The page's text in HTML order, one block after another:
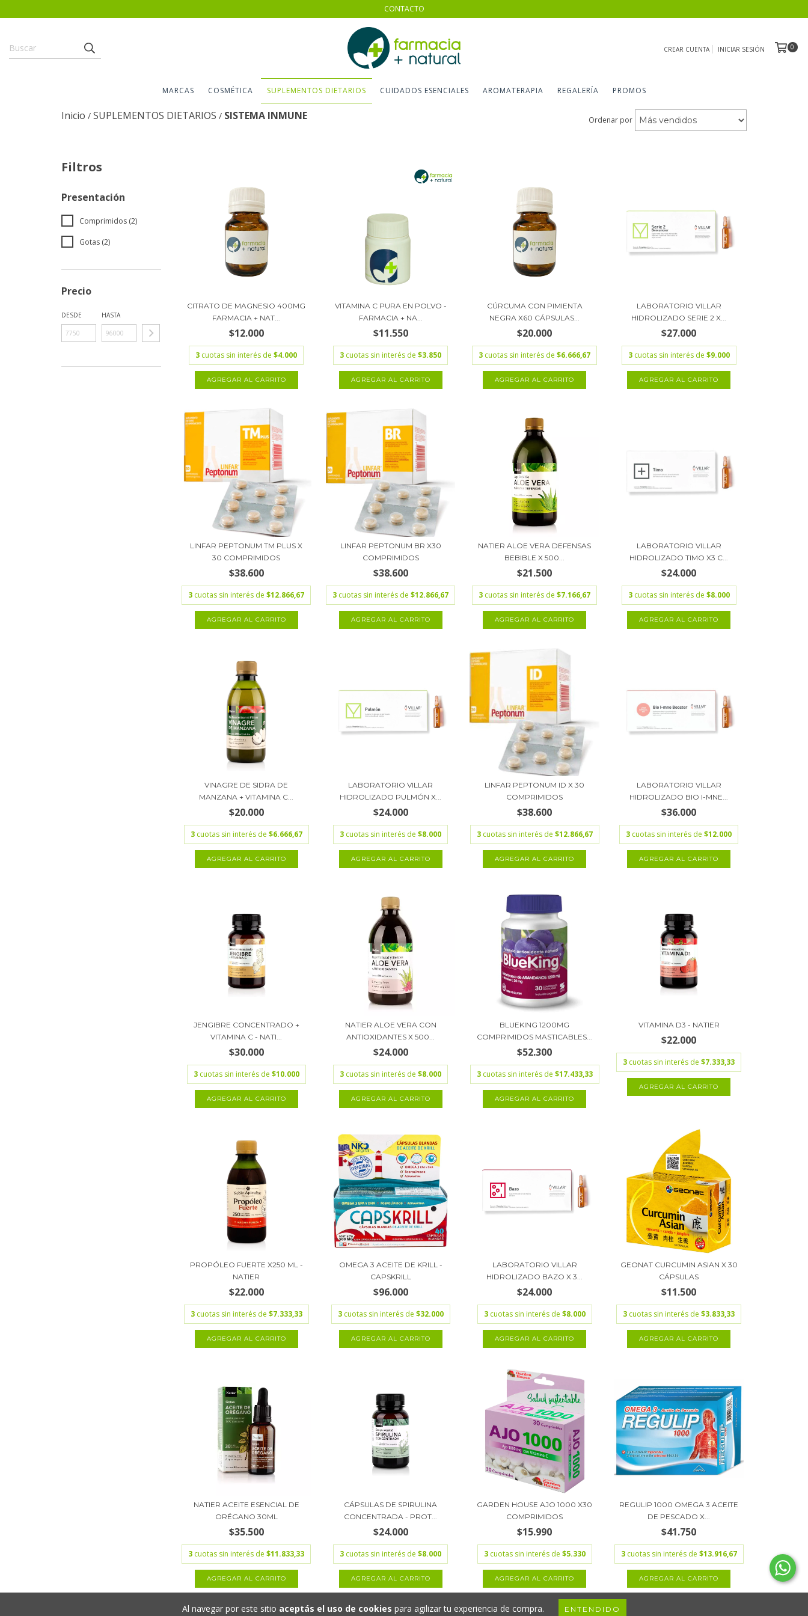
Al navegar por este sitio aceptás el uso de cookies para agilizar tu experiencia de compra. ENTENDIDO
CONTACTO
CREAR CUENTA INICIAR SESIÓN 0
MARCAS COSMÉTICA SUPLEMENTOS DIETARIOS CUIDADOS ESENCIALES AROMATERAPIA REGALERÍA PROMOS
Inicio / SUPLEMENTOS DIETARIOS / SISTEMA INMUNE Ordenar por
Filtros
Presentación
Comprimidos (2)
Gotas (2)
Precio
DESDE HASTA
CITRATO DE MAGNESIO 400MG
FARMACIA + NAT...
$12.000
3 cuotas sin interés de$4.000
VITAMINA C PURA EN POLVO -
FARMACIA + NA...
$11.550
3 cuotas sin interés de$3.850
CÚRCUMA CON PIMIENTA
NEGRA X60 CÁPSULAS...
$20.000
3 cuotas sin interés de$6.666,67
LABORATORIO VILLAR
HIDROLIZADO SERIE 2 X...
$27.000
3 cuotas sin interés de $9.000
LINFAR PEPTONUM TM PLUS X
30 COMPRIMIDOS
$38.600
3 cuotas sin interés de$12.866,67
LINFAR PEPTONUM BR X30
COMPRIMIDOS
$38.600
3 cuotas sin interés de$12.866,67
AGREGAR AL CARRITO
NATIER ALOE VERA DEFENSAS
BEBIBLE X 500...
$21.500
3 cuotas sin interés de$7.166,67
LABORATORIO VILLAR
HIDROLIZADO TIMO X3 C...
$24.000
3 cuotas sin interés de $8.000
VINAGRE DE SIDRA DE
MANZANA + VITAMINA C...
$20.000
3 cuotas sin interés de $6.666,67
LABORATORIO VILLAR
HIDROLIZADO PULMÓN X...
$24.000
3 cuotas sin interés de$8.000
LINFAR PEPTONUM ID X 30
COMPRIMIDOS
$38.600
3 cuotas sin interés de $12.866,67
LABORATORIO VILLAR
HIDROLIZADO BIO I-MNE...
$36.000
3 cuotas sin interés de$12.000
JENGIBRE CONCENTRADO +
VITAMINA C - NATI...
$30.000
3 cuotas sin interés de $10.000
NATIER ALOE VERA CON
ANTIOXIDANTES X 500...
$24.000
3 cuotas sin interés de$8.000
BLUEKING 1200MG
COMPRIMIDOS MASTICABLES...
$52.300
3 cuotas sin interés de $17.433,33
VITAMINA D3 - NATIER
$22.000
3 cuotas sin interés de$7.333,33
PROPÓLEO FUERTE X250 ML -
NATIER
$22.000
3 cuotas sin interés de $7.333,33
OMEGA 3 ACEITE DE KRILL -
CAPSKRILL
$96.000
3 cuotas sin interés de $32.000
LABORATORIO VILLAR
HIDROLIZADO BAZO X 3...
$24.000
3 cuotas sin interés de $8.000
GEONAT CURCUMIN ASIAN X 30
CÁPSULAS
$11.500
3 cuotas sin interés de$3.833,33
NATIER ACEITE ESENCIAL DE
ORÉGANO 30ML
$35.500
3 cuotas sin interés de$11.833,33
CÁPSULAS DE SPIRULINA
CONCENTRADA - PROT...
$24.000
3 cuotas sin interés de$8.000
GARDEN HOUSE AJO 1000 X30
COMPRIMIDOS
$15.990
3 cuotas sin interés de $5.330
REGULIP 1000 OMEGA 3 ACEITE
DE PESCADO X...
$41.750
3 cuotas sin interés de $13.916,67